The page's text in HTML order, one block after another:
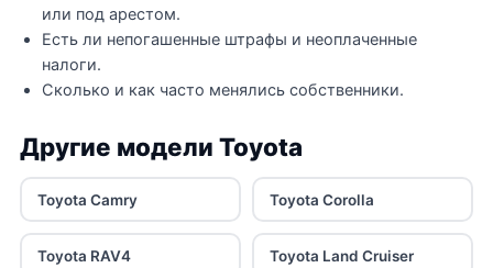
или под арестом.
Есть ли непогашенные штрафы и неоплаченные
налоги.
Сколько и как часто менялись собственники.
Другие модели Toyota
Toyota Camry Toyota Corolla
Toyota RAV4 Toyota Land Cruiser